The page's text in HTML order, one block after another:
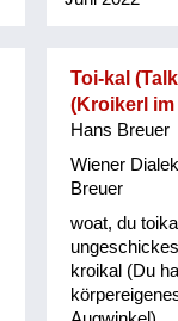
Toi-kal
(Kroikerl
Hans Breuer
Wiener
Breuer
woat, du
kroikal (Du